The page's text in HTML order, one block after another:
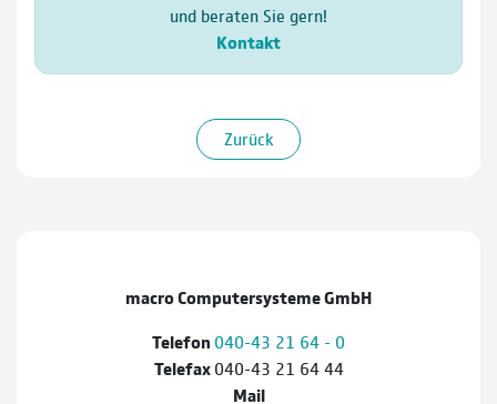
und beraten Sie gern!
Kontakt
Zurück
macro Computersysteme GmbH
Telefon 040-43 21 64 - 0
Telefax040-43 21 64 44
Mail